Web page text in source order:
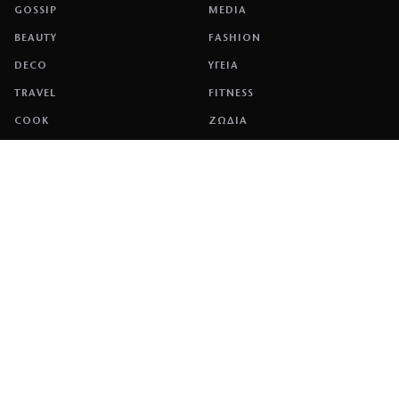
GOSSIP MEDIA
BEAUTY FASHION
DECO ΥΓΕΙΑ
TRAVEL FITNESS
COOK ΖΩΔΙΑ